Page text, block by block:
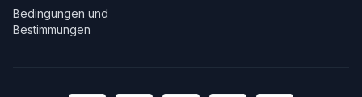
Bedingungen und
Bestimmungen